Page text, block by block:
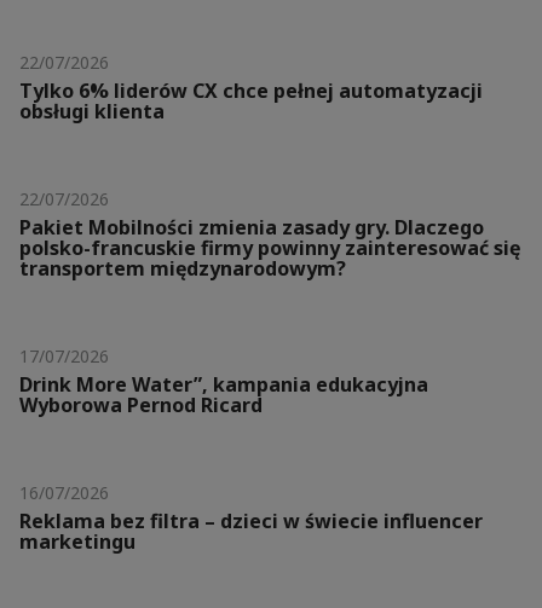
22/07/2026
Tylko 6% liderów CX chce pełnej automatyzacji
obsługi klienta
22/07/2026
Pakiet Mobilności zmienia zasady gry. Dlaczego
polsko-francuskie firmy powinny zainteresować się
transportem międzynarodowym?
17/07/2026
Drink More Water”, kampania edukacyjna
Wyborowa Pernod Ricard
16/07/2026
Reklama bez filtra – dzieci w świecie influencer
marketingu